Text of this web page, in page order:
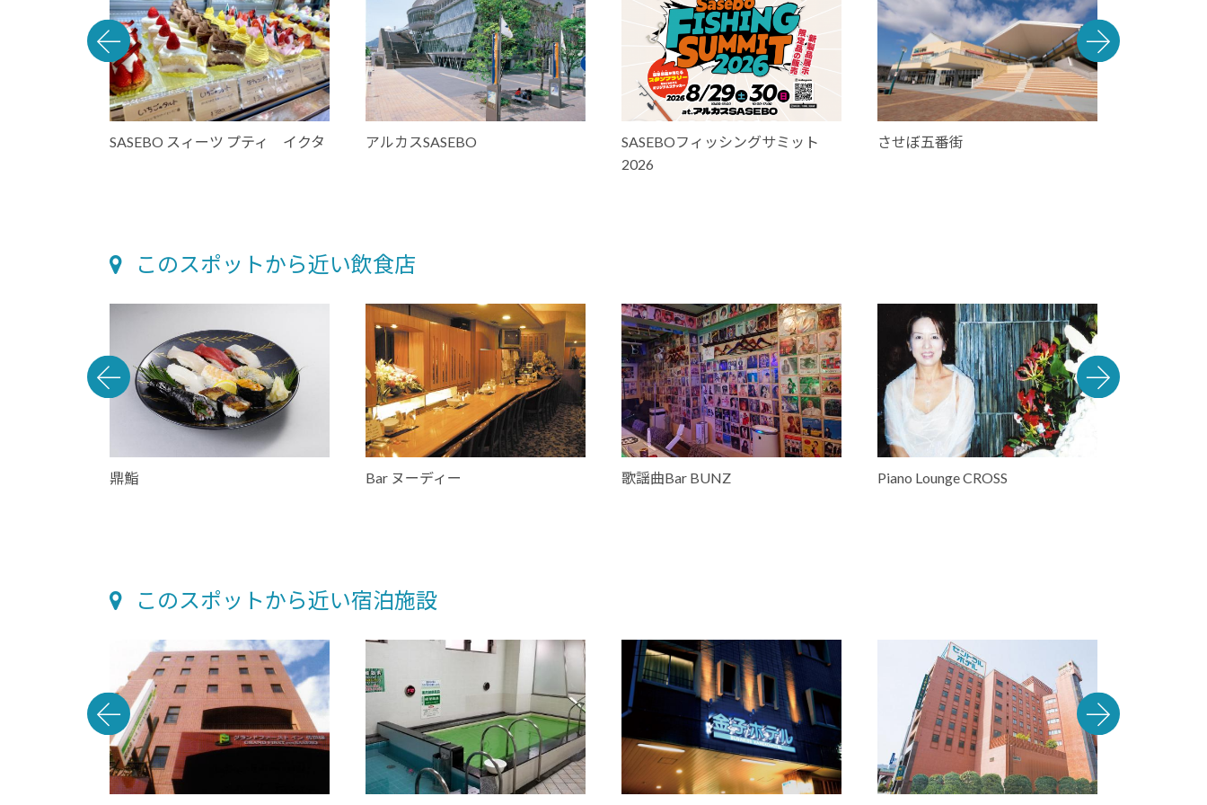
SASEBO スィーツ プティ イクタ アルカスSASEBO
SASEBOフィッシングサミット
2026
させぼ五番街
このスポットから近い飲食店
鼎鮨 Bar ヌーディー 歌謡曲Bar BUNZ Piano Lounge CROSS
このスポットから近い宿泊施設